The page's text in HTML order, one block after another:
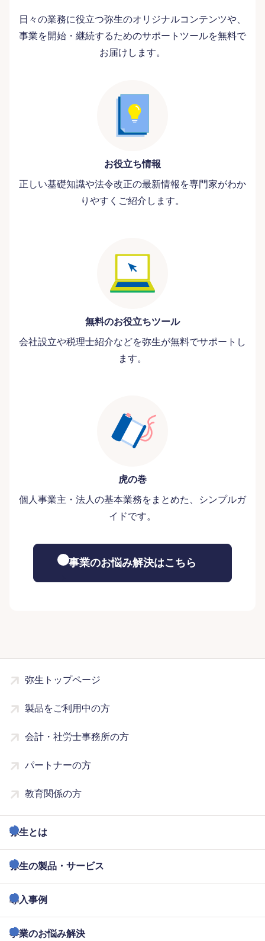
日々の業務に役立つ弥生のオリジナルコンテンツや、
事業を開始・継続するためのサポートツールを無料で
お届けします。
お役立ち情報
正しい基礎知識や法令改正の最新情報を専門家がわか
りやすくご紹介します。
無料のお役立ちツール
会社設立や税理士紹介などを弥生が無料でサポートし
ます。
虎の巻
個人事業主・法人の基本業務をまとめた、シンプルガ
イドです。
事業のお悩み解決はこちら
弥生トップページ
製品をご利用中の方
会計・社労士事務所の方
パートナーの方
教育関係の方
弥生とは
弥生の製品・サービス
導入事例
事業のお悩み解決